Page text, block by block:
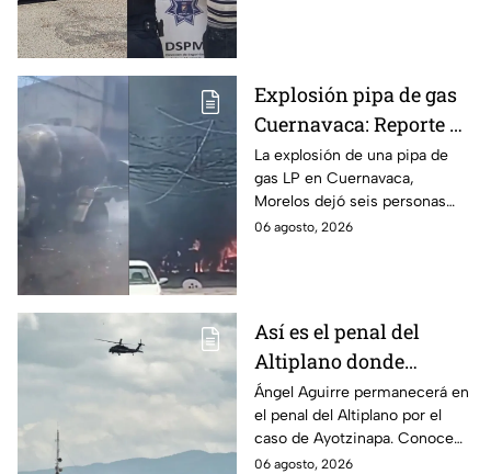
Explosión pipa de gas
Cuernavaca: Reporte de
víctimas tras estallido
en Morelos
La explosión de una pipa de
gas LP en Cuernavaca,
Morelos dejó seis personas
hospitalizadas. IMSS informó
06 agosto, 2026
Así es el penal del
Altiplano donde
permanecerá Ángel
Aguirre por caso
Ayotzinapa
Ángel Aguirre permanecerá en
el penal del Altiplano por el
caso de Ayotzinapa. Conoce
dónde está, cómo es esta
06 agosto, 2026